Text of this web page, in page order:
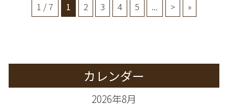
1 / 7 1 2 3 4 5 ... > »
カレンダー
2026年8月